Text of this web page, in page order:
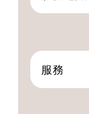
服務